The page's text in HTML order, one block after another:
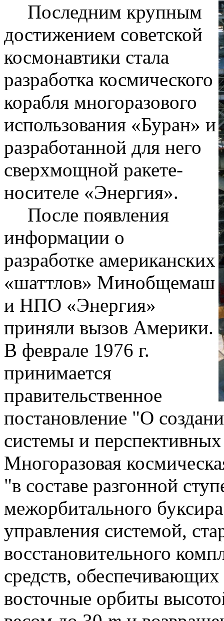
Последним крупным
достижением советской
космонавтики стала
разработка космического
корабля многоразового
использования «Буран» и
разработанной для него
сверхмощной ракете-
носителе «Энергия».
После появления
информации о
разработке американских
«шаттлов» Минобщемаш
и НПО «Энергия»
приняли вызов Америки.
В феврале 1976 г.
принимается
правительственное
постановление "О
системы и
Многоразовая
"в составе разгонной
межорбитального
управления системой,
восстановительного
средств,
восточные орбиты